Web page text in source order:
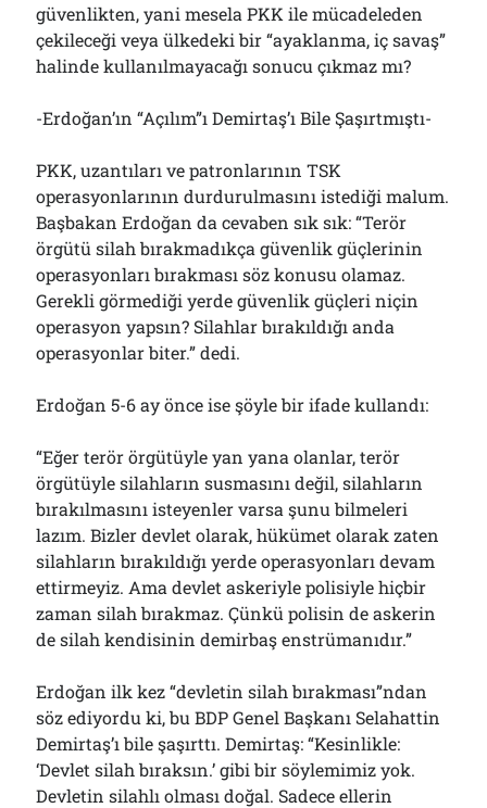
güvenlikten, yani mesela PKK ile mücadeleden
çekileceği veya ülkedeki bir “ayaklanma, iç savaş”
halinde kullanılmayacağı sonucu çıkmaz mı?
-Erdoğan’ın “Açılım”ı Demirtaş’ı Bile Şaşırtmıştı-
PKK, uzantıları ve patronlarının TSK
operasyonlarının durdurulmasını istediği malum.
Başbakan Erdoğan da cevaben sık sık: “Terör
örgütü silah bırakmadıkça güvenlik güçlerinin
operasyonları bırakması söz konusu olamaz.
Gerekli görmediği yerde güvenlik güçleri niçin
operasyon yapsın? Silahlar bırakıldığı anda
operasyonlar biter.” dedi.
Erdoğan 5-6 ay önce ise şöyle bir ifade kullandı:
“Eğer terör örgütüyle yan yana olanlar, terör
örgütüyle silahların susmasını değil, silahların
bırakılmasını isteyenler varsa şunu bilmeleri
lazım. Bizler devlet olarak, hükümet olarak zaten
silahların bırakıldığı yerde operasyonları devam
ettirmeyiz. Ama devlet askeriyle polisiyle hiçbir
zaman silah bırakmaz. Çünkü polisin de askerin
de silah kendisinin demirbaş enstrümanıdır.”
Erdoğan ilk kez “devletin silah bırakması”ndan
söz ediyordu ki, bu BDP Genel Başkanı Selahattin
Demirtaş’ı bile şaşırttı. Demirtaş: “Kesinlikle:
‘Devlet silah bıraksın.’ gibi bir söylemimiz yok.
Devletin silahlı olması doğal. Sadece ellerin